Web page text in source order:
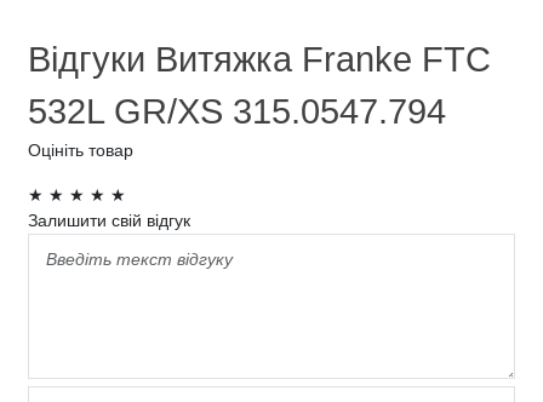
Відгуки Витяжка Franke FTC
532L GR/XS 315.0547.794
Оцініть товар
★ ★ ★ ★ ★
Залишити свій відгук